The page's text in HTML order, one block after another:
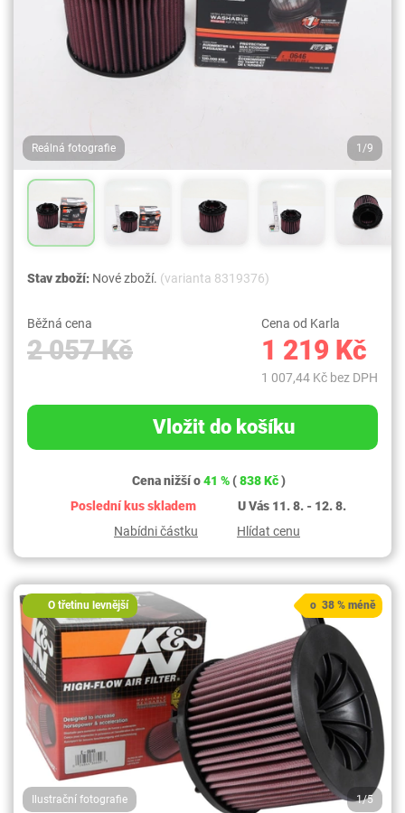
Reálná fotografie 1/9
Stav zboží: Nové zboží. (varianta 8319376)
Běžná cena
2 057 Kč
Cena od Karla
1 219 Kč
1 007,44 Kč bez DPH
Vložit do košíku
Cena nižší o41 %(838 Kč)
Poslední kus skladem
U Vás 11. 8. - 12. 8.
Nabídni částku
Hlídat cenu
O třetinu levnější
Ilustrační fotografie 1/5
o 38 % méně